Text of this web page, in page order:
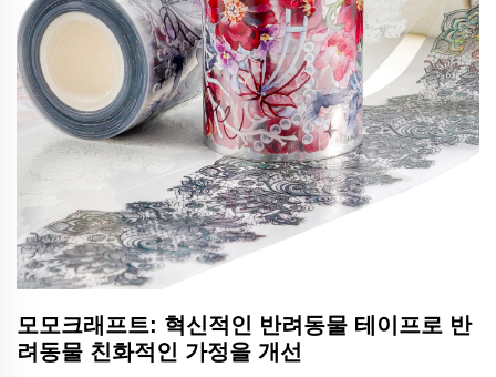
모모크래프트: 혁신적인 반려동물 테이프로 반
려동물 친화적인 가정을 개선